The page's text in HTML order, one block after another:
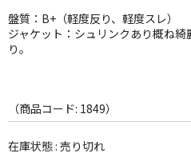
ROCK
その他
盤質：B+（軽度反り、軽度スレ）
ジャケット：シュリンクあり概ね
り。
（商品コード: 1849）
在庫状態 : 売り切れ